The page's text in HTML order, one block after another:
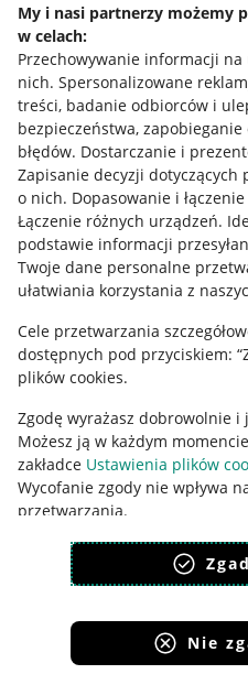
My i nasi partnerzy możemy
w celach:
Przechowywanie informacji
nich. Spersonalizowane
treści, badanie odbiorców i
bezpieczeństwa,
błędów. Dostarczanie i
Zapisanie decyzji
o nich. Dopasowanie i
Łączenie różnych urządzeń.
podstawie informacji
Twoje dane personalne
ułatwiania korzystania z
Cele przetwarzania
dostępnych pod przyciskiem:
plików cookies.
Zgodę wyrażasz dobrowolnie i
Możesz ją w każdym
zakładce Ustawienia plików
Wycofanie zgody nie wpływa
przetwarzania.
polityka plików cookies
Nie
Allegro Gadane dla kupujących
Mapa miejscowości
Informacje prawne
Regulamin
Polityka plików "cookies"
Ustawienia plików "cookies"
Udostępnianie lokalizacji
Informacje dla Aktu o
Pobierz aplikację
Korzystanie z serwisu